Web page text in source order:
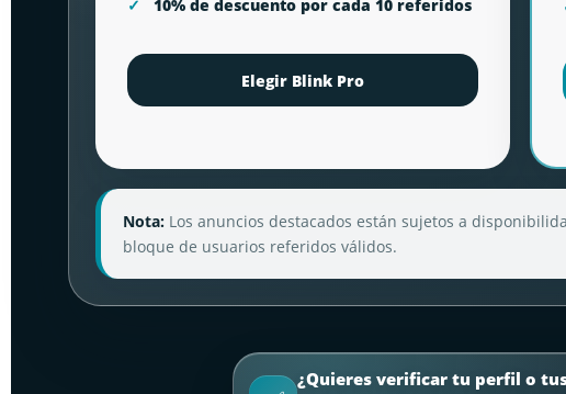
10% de descuento por cada 10 referidos
Elegir Blink Pro
Nota: Los anuncios destacados están sujetos a
bloque de usuarios referidos válidos.
¿Quieres verificar tu perfil o